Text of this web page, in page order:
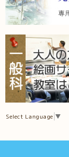
Select Language ▼